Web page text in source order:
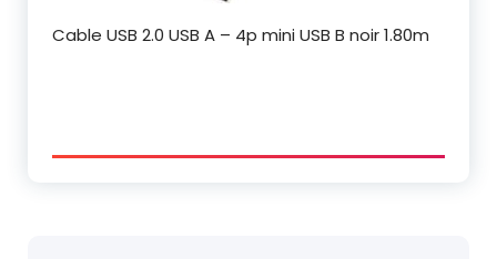
Cable USB 2.0 USB A – 4p mini USB B noir 1.80m